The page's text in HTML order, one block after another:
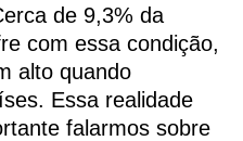
de 9,3% da
com essa condição,
alto quando
Essa realidade
falarmos sobre